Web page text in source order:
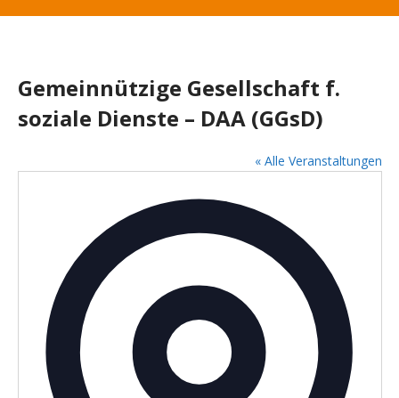
Gemeinnützige Gesellschaft f.
soziale Dienste – DAA (GGsD)
« Alle Veranstaltungen